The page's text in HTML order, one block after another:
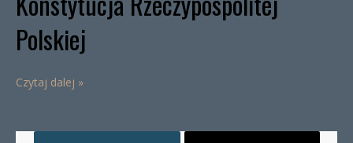
Polskiej
Czytaj dalej »